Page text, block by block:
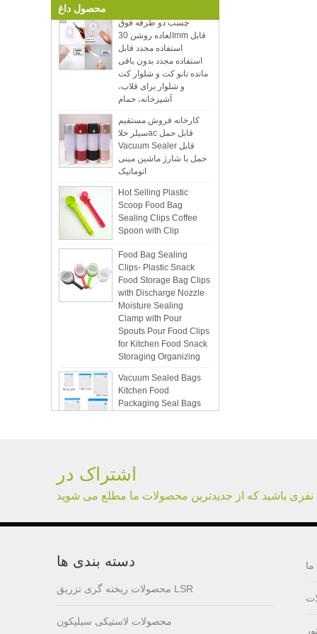
بگیرید.پست الکترونیکی:
sales5@kring.com Tel / WhatsApp: +8
محصول داغ
العاده روشن 30mm قابل
استفاده مجدد قابل
استفاده مجدد بدون باقی
مانده نانو کت و شلوار کت
و شلوار برای قلاب،
آشپزخانه، حمام
کارخانه فروش مستقیم
سیلر خلاac قابل حمل
Vacuum Sealer قابل
حمل با شارژ ماشین مینی
اتوماتیک
Hot Selling Plastic
Scoop Food Bag
Sealing Clips Coffee
Spoon with Clip
Food Bag Sealing
Clips- Plastic Snack
Food Storage Bag Clips
with Discharge Nozzle
Moisture Sealing
Clamp with Pour
Spouts Pour Food Clips
for Kitchen Food Snack
Storaging Organizing
Vacuum Sealed Bags
Kitchen Food
Packaging Seal Bags
Food Saving Vacuum
lsr Injection lsr+nylon
PC over-molding
Lsr injection massager
اشتراک در
نفری باشید که از جدیدترین محصولات ما مطلع می شوید
دسته بندی ها
محصولات ریخته گری تزریق LSR
محصولات لاستیکی سیلیکون